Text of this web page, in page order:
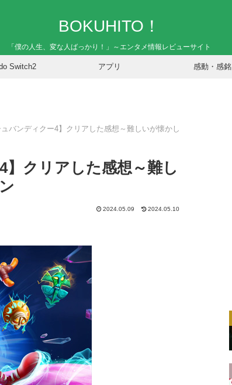
BOKUHITO！
「僕の人生、変な人ばっかり！」～エンタメ情報レビューサイト
Switch2 アプリ 感動・感銘
ュバンディクー4】クリアした感想～難しいが懐かし
】クリアした感想～難し
2024.05.09 2024.05.10